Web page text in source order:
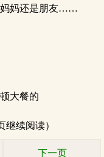
妈妈还是朋友……
大餐的
续阅读）
下一页